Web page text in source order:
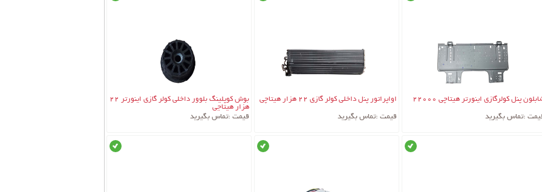
پنل کولرگازی اینورتر هیتاچی 22000
:تماس بگیرید
اواپراتور پنل داخلی کولر گازی 22 هزار هیتاچی
قیمت :تماس بگیرید
بوش کوپلینگ بلوور داخلی کولر گازی اینورتر 22
هزار هیتاچی
قیمت :تماس بگیرید
جزئیات کالا جزئیات کالا